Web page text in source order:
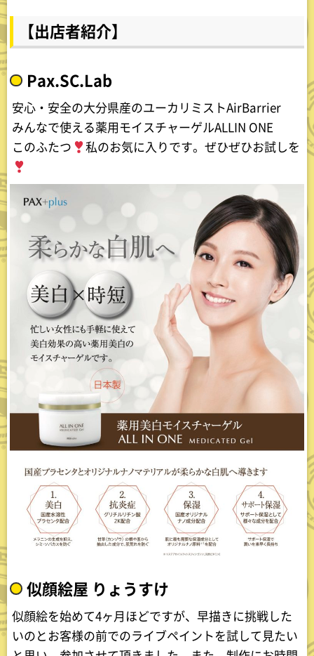
【出店者紹介】
Pax.SC.Lab
安心・安全の大分県産のユーカリミストAirBarrier
みんなで使える薬用モイスチャーゲルALLIN ONE
このふたつ
私のお気に入りです。ぜひぜひお試しを
似顔絵屋 りょうすけ
似顔絵を始めて4ヶ月ほどですが、早描きに挑戦した
いのとお客様の前でのライブペイントを試して見たい